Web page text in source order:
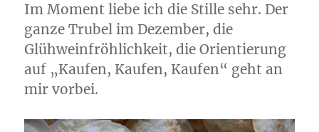
Im Moment liebe ich die Stille sehr. Der
ganze Trubel im Dezember, die
Glühweinfröhlichkeit, die Orientierung
auf „Kaufen, Kaufen, Kaufen“ geht an
mir vorbei.